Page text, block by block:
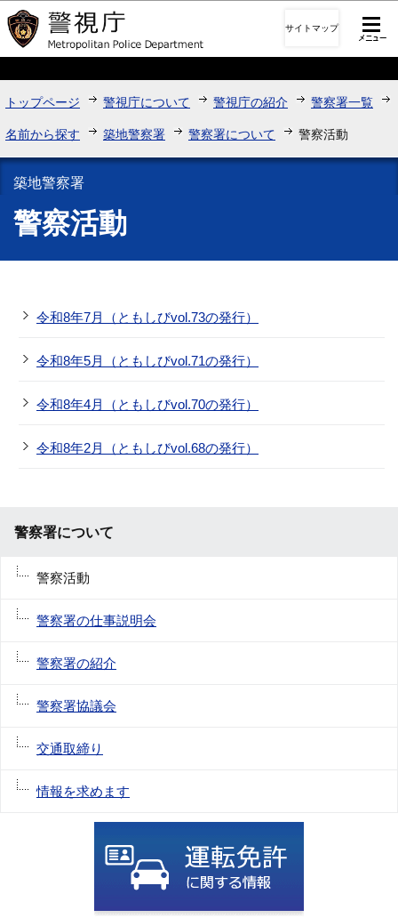
このページの本文へ移動
サイトマップ
トップページ 警視庁について 警視庁の紹介 警察署一覧
名前から探す 築地警察署 警察署について 警察活動
築地警察署
警察活動
令和8年7月（ともしびvol.73の発行）
令和8年5月（ともしびvol.71の発行）
令和8年4月（ともしびvol.70の発行）
令和8年2月（ともしびvol.68の発行）
警察署について
警察活動
警察署の仕事説明会
警察署の紹介
警察署協議会
交通取締り
情報を求めます